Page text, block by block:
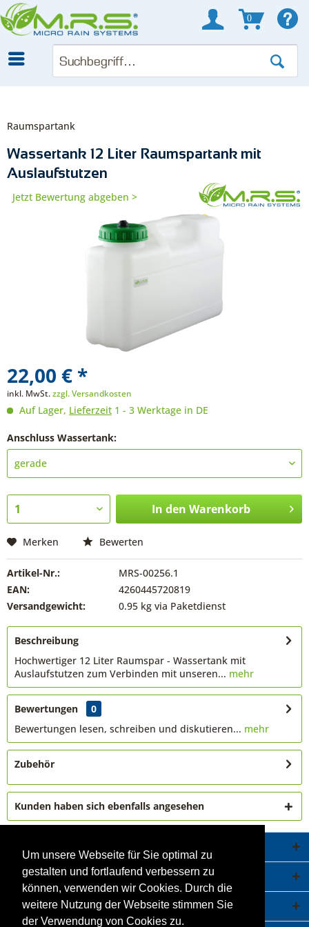
Um unsere Webseite für Sie optimal zu
gestalten und fortlaufend verbessern zu
können, verwenden wir Cookies. Durch die
weitere Nutzung der Webseite stimmen Sie
der Verwendung von Cookies zu.
0
Raumspartank
Wassertank 12 Liter Raumspartank mit
Auslaufstutzen
Jetzt Bewertung abgeben >
22,00 € *
inkl. MwSt.zzgl. Versandkosten
Auf Lager, Lieferzeit 1 - 3 Werktage in DE
Anschluss Wassertank:
In den Warenkorb
Merken Bewerten
Artikel-Nr.:
MRS-00256.1
EAN:
4260445720819
Versandgewicht:
0.95 kg via Paketdienst
Beschreibung
Hochwertiger 12 Liter Raumspar - Wassertank mit
Auslaufstutzen zum Verbinden mit unseren... mehr
Bewertungen
0
Bewertungen lesen, schreiben und diskutieren... mehr
Zubehör
Kunden haben sich ebenfalls angesehen
Service Hotline
Shop Service
Informationen